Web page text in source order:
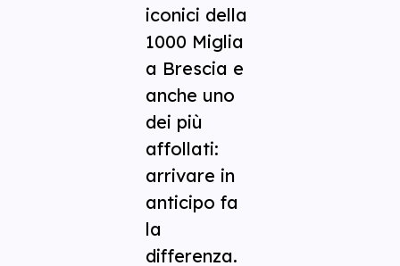
iconici della
1000 Miglia
a Brescia e
anche uno
dei più
affollati:
arrivare in
anticipo fa
la
differenza.